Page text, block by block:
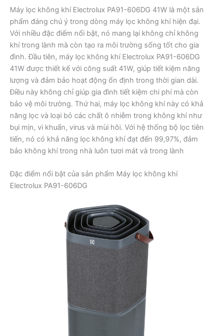
Máy lọc không khí Electrolux PA91-606DG 41W là một sản
phẩm đáng chú ý trong dòng máy lọc không khí hiện đại.
Với nhiều đặc điểm nổi bật, nó mang lại không chỉ không
khí trong lành mà còn tạo ra môi trường sống tốt cho gia
đình. Đầu tiên, máy lọc không khí Electrolux PA91-606DG
41W được thiết kế với công suất 41W, giúp tiết kiệm năng
lượng và đảm bảo hoạt động ổn định trong thời gian dài.
Điều này không chỉ giúp gia đình tiết kiệm chi phí mà còn
bảo vệ môi trường. Thứ hai, máy lọc không khí này có khả
năng lọc và loại bỏ các chất ô nhiễm trong không khí như
bụi mịn, vi khuẩn, virus và mùi hôi. Với hệ thống bộ lọc tiên
tiến, nó có khả năng lọc không khí đạt đến 99,97%, đảm
bảo không khí trong nhà luôn tươi mát và trong lành
Đặc điểm nổi bật của sản phẩm Máy lọc không khí
Electrolux PA91-606DG